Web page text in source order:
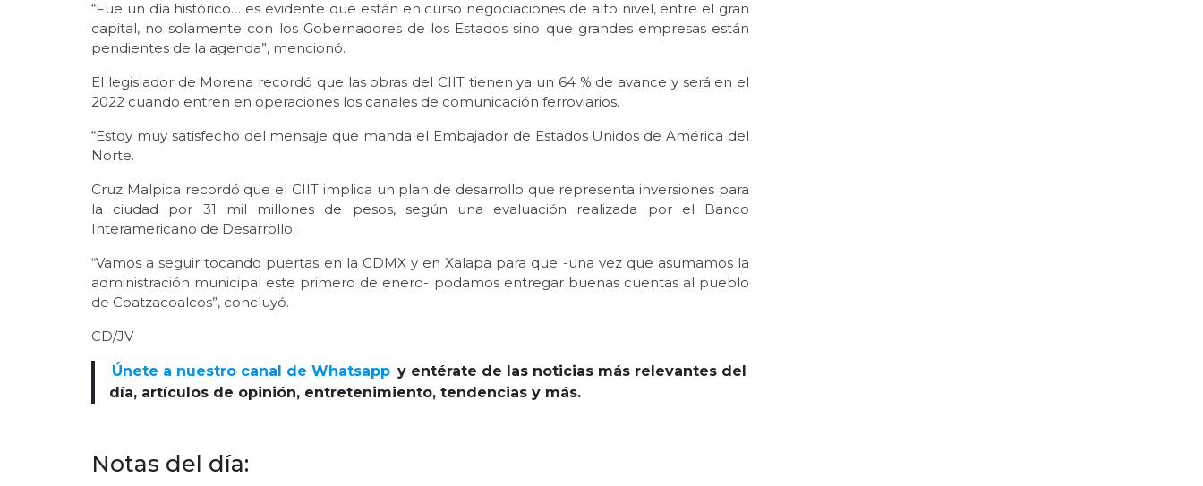
“Fue un día histórico… es evidente que están en curso negociaciones de alto nivel, entre el gran
capital, no solamente con los Gobernadores de los Estados sino que grandes empresas están
pendientes de la agenda”, mencionó.
El legislador de Morena recordó que las obras del CIIT tienen ya un 64 % de avance y será en el
2022 cuando entren en operaciones los canales de comunicación ferroviarios.
“Estoy muy satisfecho del mensaje que manda el Embajador de Estados Unidos de América del
Norte.
Cruz Malpica recordó que el CIIT implica un plan de desarrollo que representa inversiones para
la ciudad por 31 mil millones de pesos, según una evaluación realizada por el Banco
Interamericano de Desarrollo.
“Vamos a seguir tocando puertas en la CDMX y en Xalapa para que -una vez que asumamos la
administración municipal este primero de enero- podamos entregar buenas cuentas al pueblo
de Coatzacoalcos”, concluyó.
CD/JV
Únete a nuestro canal de Whatsapp y entérate de las noticias más relevantes del
día, artículos de opinión, entretenimiento, tendencias y más.
Notas del día: